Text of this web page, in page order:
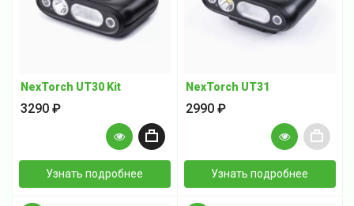
NexTorch UT30 Kit
3290 ₽
Узнать подробнее
NexTorch UT31
2990 ₽
Узнать подробнее